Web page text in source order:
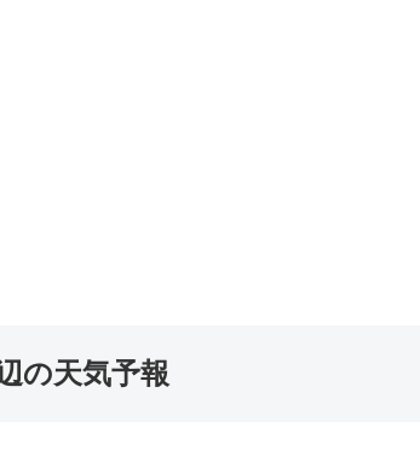
の天気予報